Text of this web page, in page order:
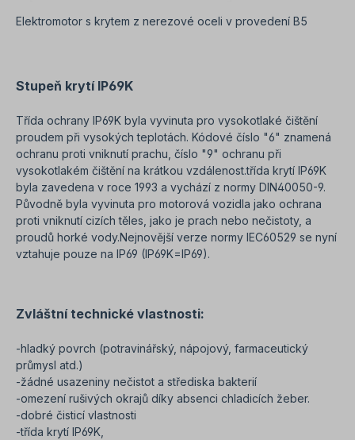
Elektromotor s krytem z nerezové oceli v provedení B5
Stupeň krytí IP69K
Třída ochrany IP69K byla vyvinuta pro vysokotlaké čištění
proudem při vysokých teplotách. Kódové číslo "6" znamená
ochranu proti vniknutí prachu, číslo "9" ochranu při
vysokotlakém čištění na krátkou vzdálenost.třída krytí IP69K
byla zavedena v roce 1993 a vychází z normy DIN40050-9.
Původně byla vyvinuta pro motorová vozidla jako ochrana
proti vniknutí cizích těles, jako je prach nebo nečistoty, a
proudů horké vody.Nejnovější verze normy IEC60529 se nyní
vztahuje pouze na IP69 (IP69K=IP69).
Zvláštní technické vlastnosti:
-hladký povrch (potravinářský, nápojový, farmaceutický
průmysl atd.)
-žádné usazeniny nečistot a střediska bakterií
-omezení rušivých okrajů díky absenci chladicích žeber.
-dobré čisticí vlastnosti
-třída krytí IP69K,